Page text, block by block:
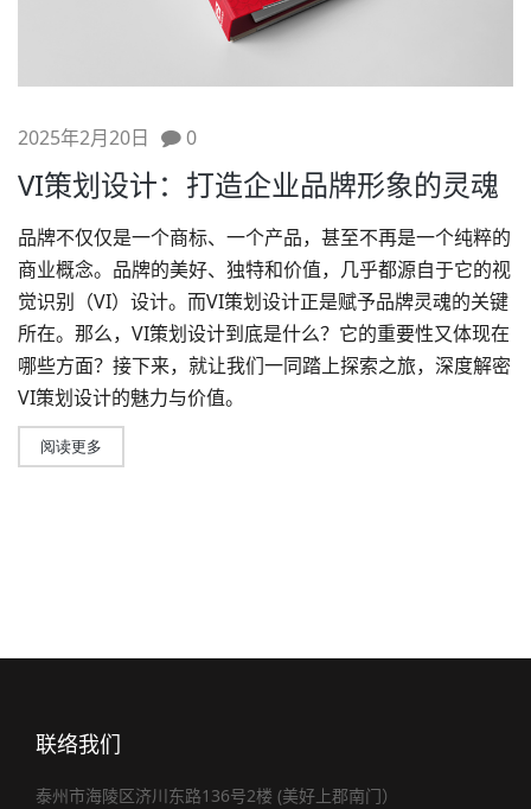
2025年2月20日 0
VI策划设计：打造企业品牌形象的灵魂
品牌不仅仅是一个商标、一个产品，甚至不再是一个纯粹的
商业概念。品牌的美好、独特和价值，几乎都源自于它的视
觉识别（VI）设计。而VI策划设计正是赋予品牌灵魂的关键
所在。那么， VI策划设计到底是什么？它的重要性又体现在
哪些方面？接下来，就让我们一同踏上探索之旅，深度解密
VI策划设计的魅力与价值。
阅读更多
联络我们
泰州市海陵区济川东路136号2楼 (美好上郡南门）